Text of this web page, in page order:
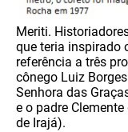
Meriti.
que teria inspirado
referência a três
cônego Luiz
Senhora das
e o padre
de Irajá).